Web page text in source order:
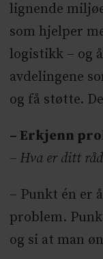
lignende
som hjelper
logistikk – og
avdelingene
og få støtte.
– Erkjenn
– Hva er ditt
– Punkt én er
problem.
og si at man